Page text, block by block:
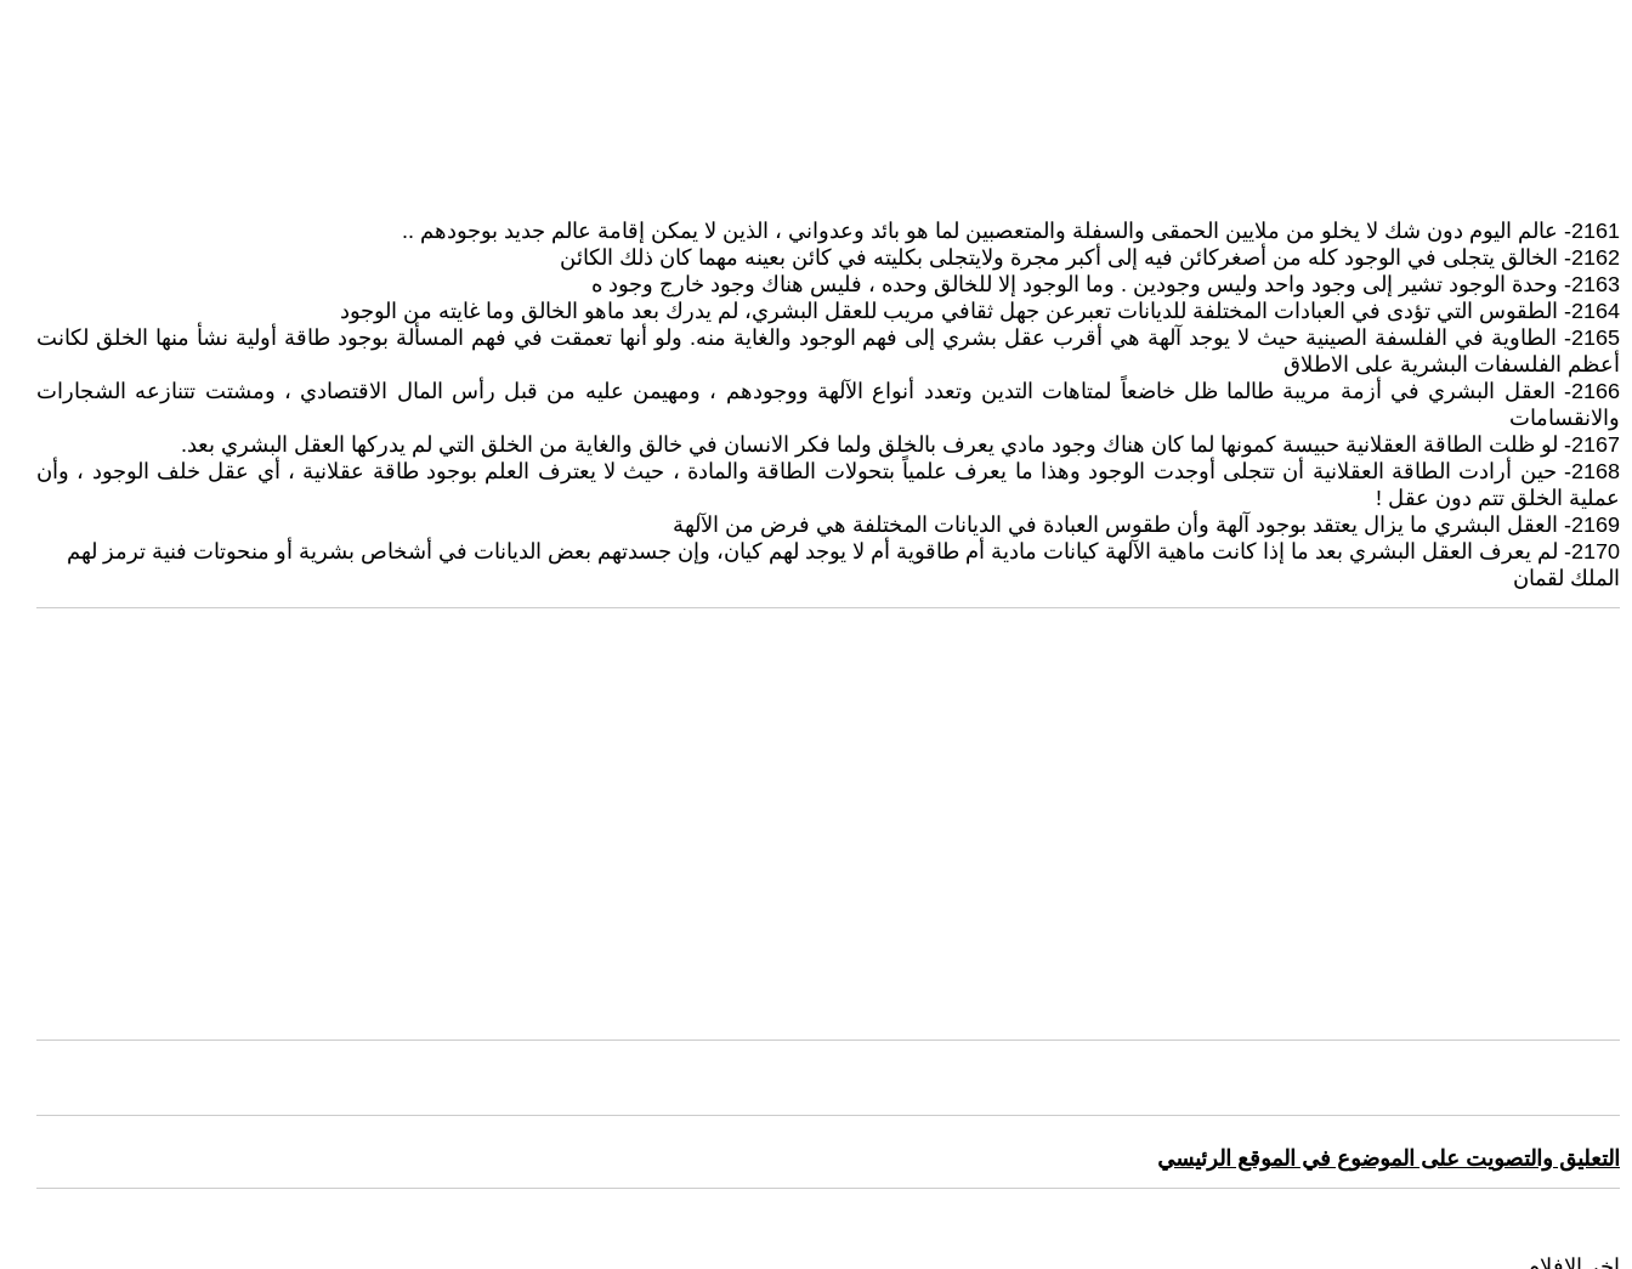
2161- عالم اليوم دون شك لا يخلو من ملايين الحمقى والسفلة والمتعصبين لما هو بائد وعدواني ، الذين لا يمكن إقامة عالم جديد بوجودهم ..
2162- الخالق يتجلى في الوجود كله من أصغركائن فيه إلى أكبر مجرة ولايتجلى بكليته في كائن بعينه مهما كان ذلك الكائن
2163- وحدة الوجود تشير إلى وجود واحد وليس وجودين . وما الوجود إلا للخالق وحده ، فليس هناك وجود خارج وجود ه
2164- الطقوس التي تؤدى في العبادات المختلفة للديانات تعبرعن جهل ثقافي مريب للعقل البشري، لم يدرك بعد ماهو الخالق وما غايته من الوجود
2165- الطاوية في الفلسفة الصينية حيث لا يوجد آلهة هي أقرب عقل بشري إلى فهم الوجود والغاية منه. ولو أنها تعمقت في فهم المسألة بوجود طاقة أولية نشأ منها الخلق لكانت
أعظم الفلسفات البشرية على الاطلاق
2166- العقل البشري في أزمة مريبة طالما ظل خاضعاً لمتاهات التدين وتعدد أنواع الآلهة ووجودهم ، ومهيمن عليه من قبل رأس المال الاقتصادي ، ومشتت تتنازعه الشجارات
والانقسامات
2167- لو ظلت الطاقة العقلانية حبيسة كمونها لما كان هناك وجود مادي يعرف بالخلق ولما فكر الانسان في خالق والغاية من الخلق التي لم يدركها العقل البشري بعد.
2168- حين أرادت الطاقة العقلانية أن تتجلى أوجدت الوجود وهذا ما يعرف علمياً بتحولات الطاقة والمادة ، حيث لا يعترف العلم بوجود طاقة عقلانية ، أي عقل خلف الوجود ، وأن
عملية الخلق تتم دون عقل !
2169- العقل البشري ما يزال يعتقد بوجود آلهة وأن طقوس العبادة في الديانات المختلفة هي فرض من الآلهة
2170- لم يعرف العقل البشري بعد ما إذا كانت ماهية الآلهة كيانات مادية أم طاقوية أم لا يوجد لهم كيان، وإن جسدتهم بعض الديانات في أشخاص بشرية أو منحوتات فنية ترمز لهم
الملك لقمان
التعليق والتصويت على الموضوع في الموقع الرئيسي